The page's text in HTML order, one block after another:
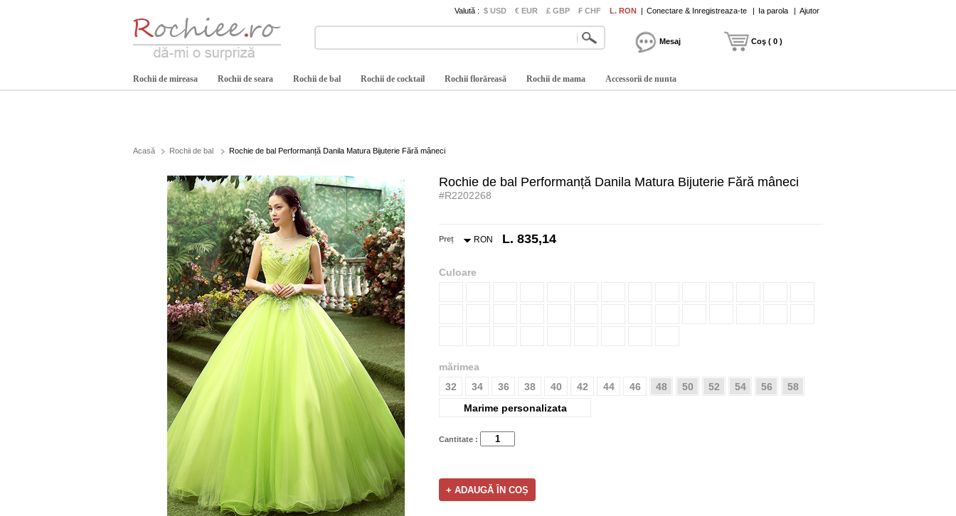
Valută : $ USD € EUR £ GBP ₣ CHF L. RON | Conectare & Inregistreaza-te | Ia parola | Ajutor
Mesaj Coş ( 0 )
Rochii de mireasa Rochii de seara Rochii de bal Rochii de cocktail Rochii florăreasă Rochii de mama Accessorii de nunta
Acasă Rochii de bal Rochie de bal Performanță Danila Matura Bijuterie Fără mâneci
Rochie de bal Performanță Danila Matura Bijuterie Fără mâneci
#R2202268
Preț RON L. 835,14
Culoare
mărimea
32
34 36 38 40 42 44 46 48 50 52 54 56
58
Marime personalizata
Cantitate :